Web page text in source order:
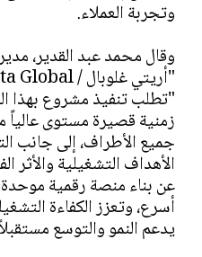
وتجربة العملاء.
"تطلب تنفيذ مشروع بهذا
زمنية قصيرة مستوى عالياً
جميع الأطراف، إلى جانب
الأهداف التشغيلية والأثر
عن بناء منصة رقمية
أسرع، وتعزز الكفاءة
يدعم النمو والتوسع